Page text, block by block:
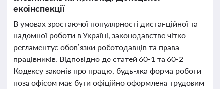
екоінспекції
В умовах зростаючої популярності дистанційної та
надомної роботи в Україні, законодавство чітко
регламентує обов’язки роботодавців та права
працівників. Відповідно до статей 60-1 та 60-2
Кодексу законів про працю, будь-яка форма роботи
поза офісом має бути офіційно оформлена трудовим